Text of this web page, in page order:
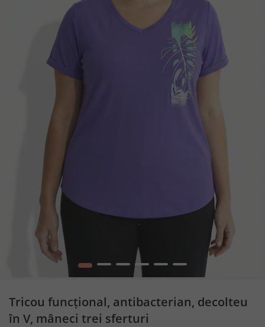
1 2 3 4 5 6
Tricou funcțional, antibacterian, decolteu
în V, mâneci trei sferturi